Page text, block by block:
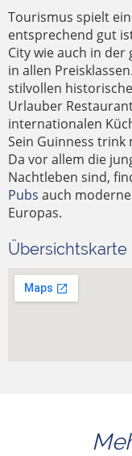
Tourismus spielt
entsprechend gut
City wie auch in
in allen
stilvollen
Urlauber
internationalen
Sein Guinness
Da vor allem die
Nachtleben sind,
Pubs auch
Europas.
Übersichtskarte